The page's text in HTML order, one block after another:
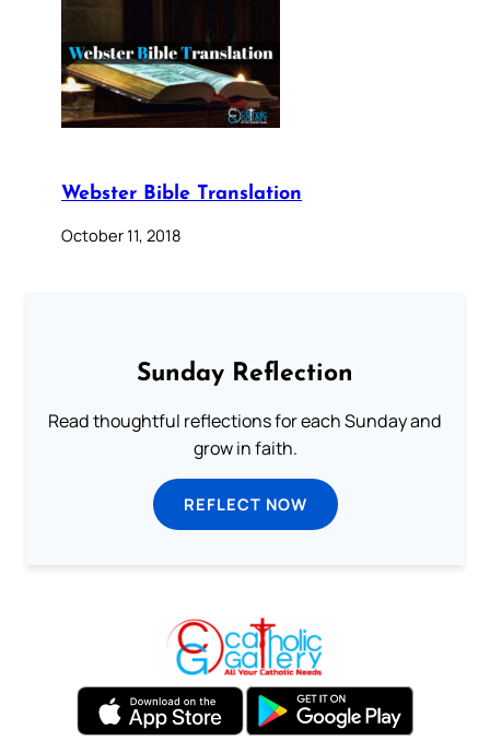
Webster Bible Translation
October 11, 2018
Sunday Reflection
Read thoughtful reflections for each Sunday and
grow in faith.
REFLECT NOW